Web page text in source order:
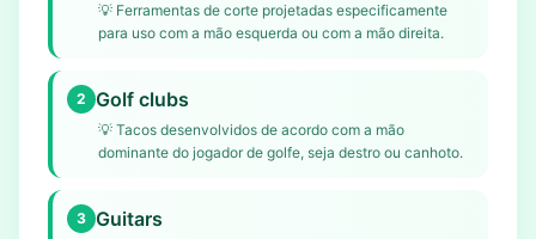
💡 Ferramentas de corte projetadas especificamente
para uso com a mão esquerda ou com a mão direita.
2 Golf clubs
💡 Tacos desenvolvidos de acordo com a mão
dominante do jogador de golfe, seja destro ou canhoto.
3 Guitars